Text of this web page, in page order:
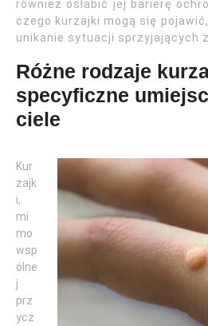
również osłabić jej barierę
czego kurzajki mogą się
unikanie sytuacji sprzyjających
Różne rodzaje
specyficzne
ciele
Kur
zajk
i,
mi
mo
wsp
ólne
j
prz
ycz